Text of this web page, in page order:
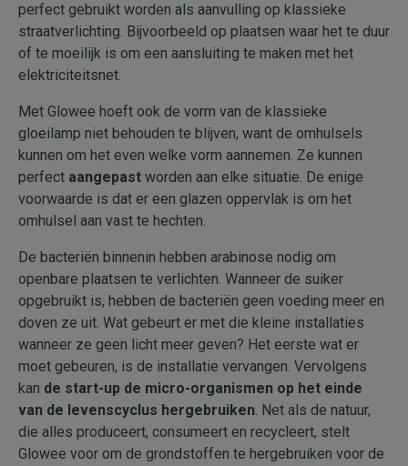
perfect gebruikt worden als aanvulling op klassieke
straatverlichting. Bijvoorbeeld op plaatsen waar het te duur
of te moeilijk is om een aansluiting te maken met het
elektriciteitsnet.
Met Glowee hoeft ook de vorm van de klassieke
gloeilamp niet behouden te blijven, want de omhulsels
kunnen om het even welke vorm aannemen. Ze kunnen
perfect aangepast worden aan elke situatie. De enige
voorwaarde is dat er een glazen oppervlak is om het
omhulsel aan vast te hechten.
De bacteriën binnenin hebben arabinose nodig om
openbare plaatsen te verlichten. Wanneer de suiker
opgebruikt is, hebben de bacteriën geen voeding meer en
doven ze uit. Wat gebeurt er met die kleine installaties
wanneer ze geen licht meer geven? Het eerste wat er
moet gebeuren, is de installatie vervangen. Vervolgens
kan de start-up de micro-organismen op het einde
van de levenscyclus hergebruiken. Net als de natuur,
die alles produceert, consumeert en recycleert, stelt
Glowee voor om de grondstoffen te hergebruiken voor de